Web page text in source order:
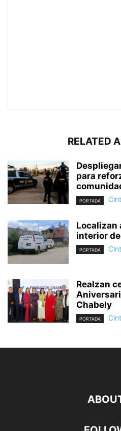
RELATED
para
PORTADA
Localizan
interior
PORTADA
Realzan
Chabely
PORTADA